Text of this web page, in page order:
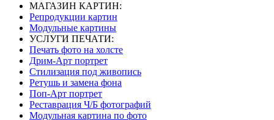
МАГАЗИН КАРТИН:
Репродукции картин
Модульные картины
УСЛУГИ ПЕЧАТИ:
Печать фото на холсте
Дрим-Арт портрет
Стилизация под живопись
Ретушь и замена фона
Поп-Арт портрет
Реставрация Ч/Б фотографий
Модульная картина по фото